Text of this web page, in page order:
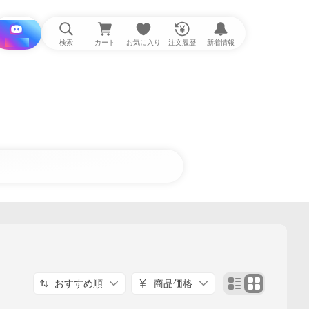
i と探す 検索 カート お気に入り 注文履歴 新着情報
おすすめ順 商品価格